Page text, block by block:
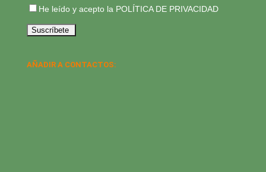
He leído y acepto la POLÍTICA DE PRIVACIDAD
AÑADIR A CONTACTOS: